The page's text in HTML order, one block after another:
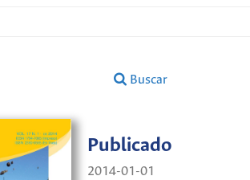
Buscar
Publicado
2014-01-01